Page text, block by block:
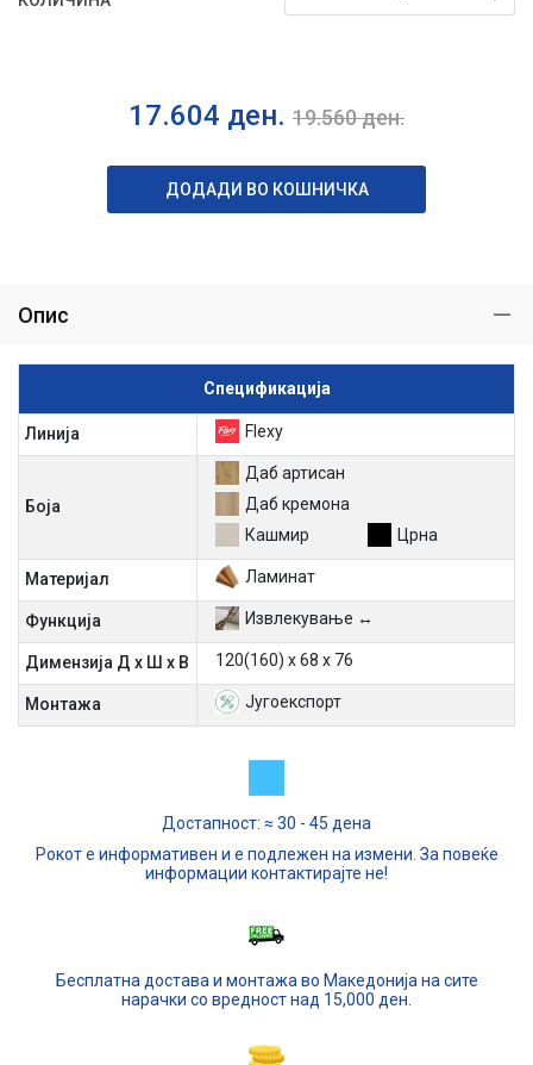
17.604 ден. 19.560ден.
ДОДАДИ ВО КОШНИЧКА
Опис
Спецификација
Линија Flexy
Боја
Даб артисан
Даб кремона
Кашмир
Црна
Материјал Ламинат
Функција Извлекување ↔
Димензија Д х Ш х В 120(160) х 68 х 76
Mонтажа Југоекспорт
Достапност: ≈ 30 - 45 дена
Рокот е информативен и е подлежен на измени. За повеќе
информации контактирајте не!
Бесплатна достава и монтажа во Македонија на сите
нарачки со вредност над 15,000 ден.